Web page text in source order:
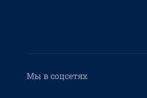
Мы в соцсетях